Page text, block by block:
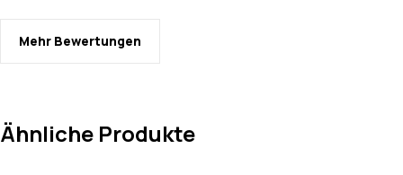
Mehr Bewertungen
Ähnliche Produkte